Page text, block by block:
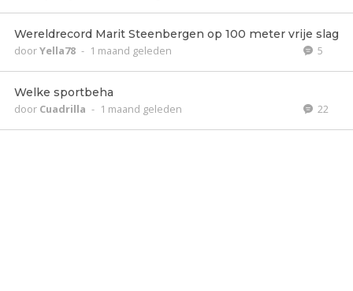
Wereldrecord Marit Steenbergen op 100 meter vrije slag
doorYella78 - 1 maand geleden 5
Welke sportbeha
door Cuadrilla - 1 maand geleden 22